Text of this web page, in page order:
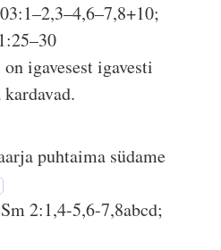
igavesest igavesti
kardavad.
puhtaima südame
2:1,4-5,6-7,8abcd;